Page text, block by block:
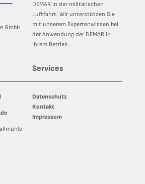
GmbH
DEMAR in der militärischen
Luftfahrt. Wir unterstützen Sie
mit unserem Expertenwissen bei
der Anwendung der DEMAR in
Ihrem Betrieb.
Services
Datenschutz
Kontakt
Impressum